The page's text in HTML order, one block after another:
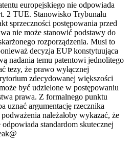
europejskiego nie odpowiada
2 TUE. Stanowisko Trybunału
sprzeczności postępowania przed
nie może stanowić podstawy do
rozporządzenia. Musi to
decyzja EUP konstytuująca
nadania temu patentowi jednolitego
tezy, że prawo wyłącznej
zdecydowanej większości
być udzielone w postępowaniu
prawa. Z formalnego punktu
uznać argumentację rzecznika
należałoby wykazać, że
standardom skutecznej